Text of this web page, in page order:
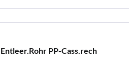
Entleer.Rohr PP-Cass.rech